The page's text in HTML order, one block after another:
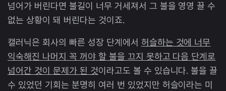
넘어가 버린다면 불길이 너무 거세져서 그 불을 영영 끌 수
없는 상황이 돼 버린다는 것이죠.
캘러닉은 회사의 빠른 성장 단계에서 허슬하는 것에 너무
익숙해진 나머지 꼭 꺼야 할 불을 끄지 못하고 다음 단계로
넘어간 것이 문제가 된 것이라고도 볼 수 있습니다. 불을 끌
수 있었던 기회는 분명히 여러 번 있었지만 허슬이라는 미